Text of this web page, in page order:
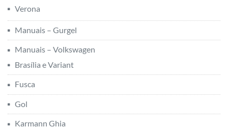
Verona
Manuais – Gurgel
Manuais – Volkswagen
Brasília e Variant
Fusca
Gol
Karmann Ghia